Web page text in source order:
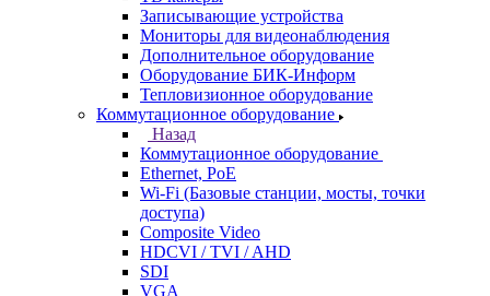
Записывающие устройства
Мониторы для видеонаблюдения
Дополнительное оборудование
Оборудование БИК-Информ
Тепловизионное оборудование
Коммутационное оборудование
Назад
Коммутационное оборудование
Ethernet, PoE
Wi-Fi (Базовые станции, мосты, точки
доступа)
Composite Video
HDCVI / TVI / AHD
SDI
VGA